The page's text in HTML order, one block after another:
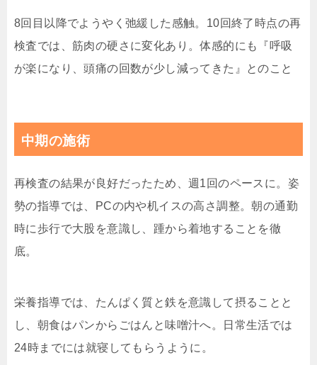
8回目以降でようやく弛緩した感触。10回終了時点の再
検査では、筋肉の硬さに変化あり。体感的にも『呼吸
が楽になり、頭痛の回数が少し減ってきた』とのこと
中期の施術
再検査の結果が良好だったため、週1回のペースに。姿
勢の指導では、PCの内や机イスの高さ調整。朝の通勤
時に歩行で大股を意識し、踵から着地することを徹
底。
栄養指導では、たんぱく質と鉄を意識して摂ることと
し、朝食はパンからごはんと味噌汁へ。日常生活では
24時までには就寝してもらうように。